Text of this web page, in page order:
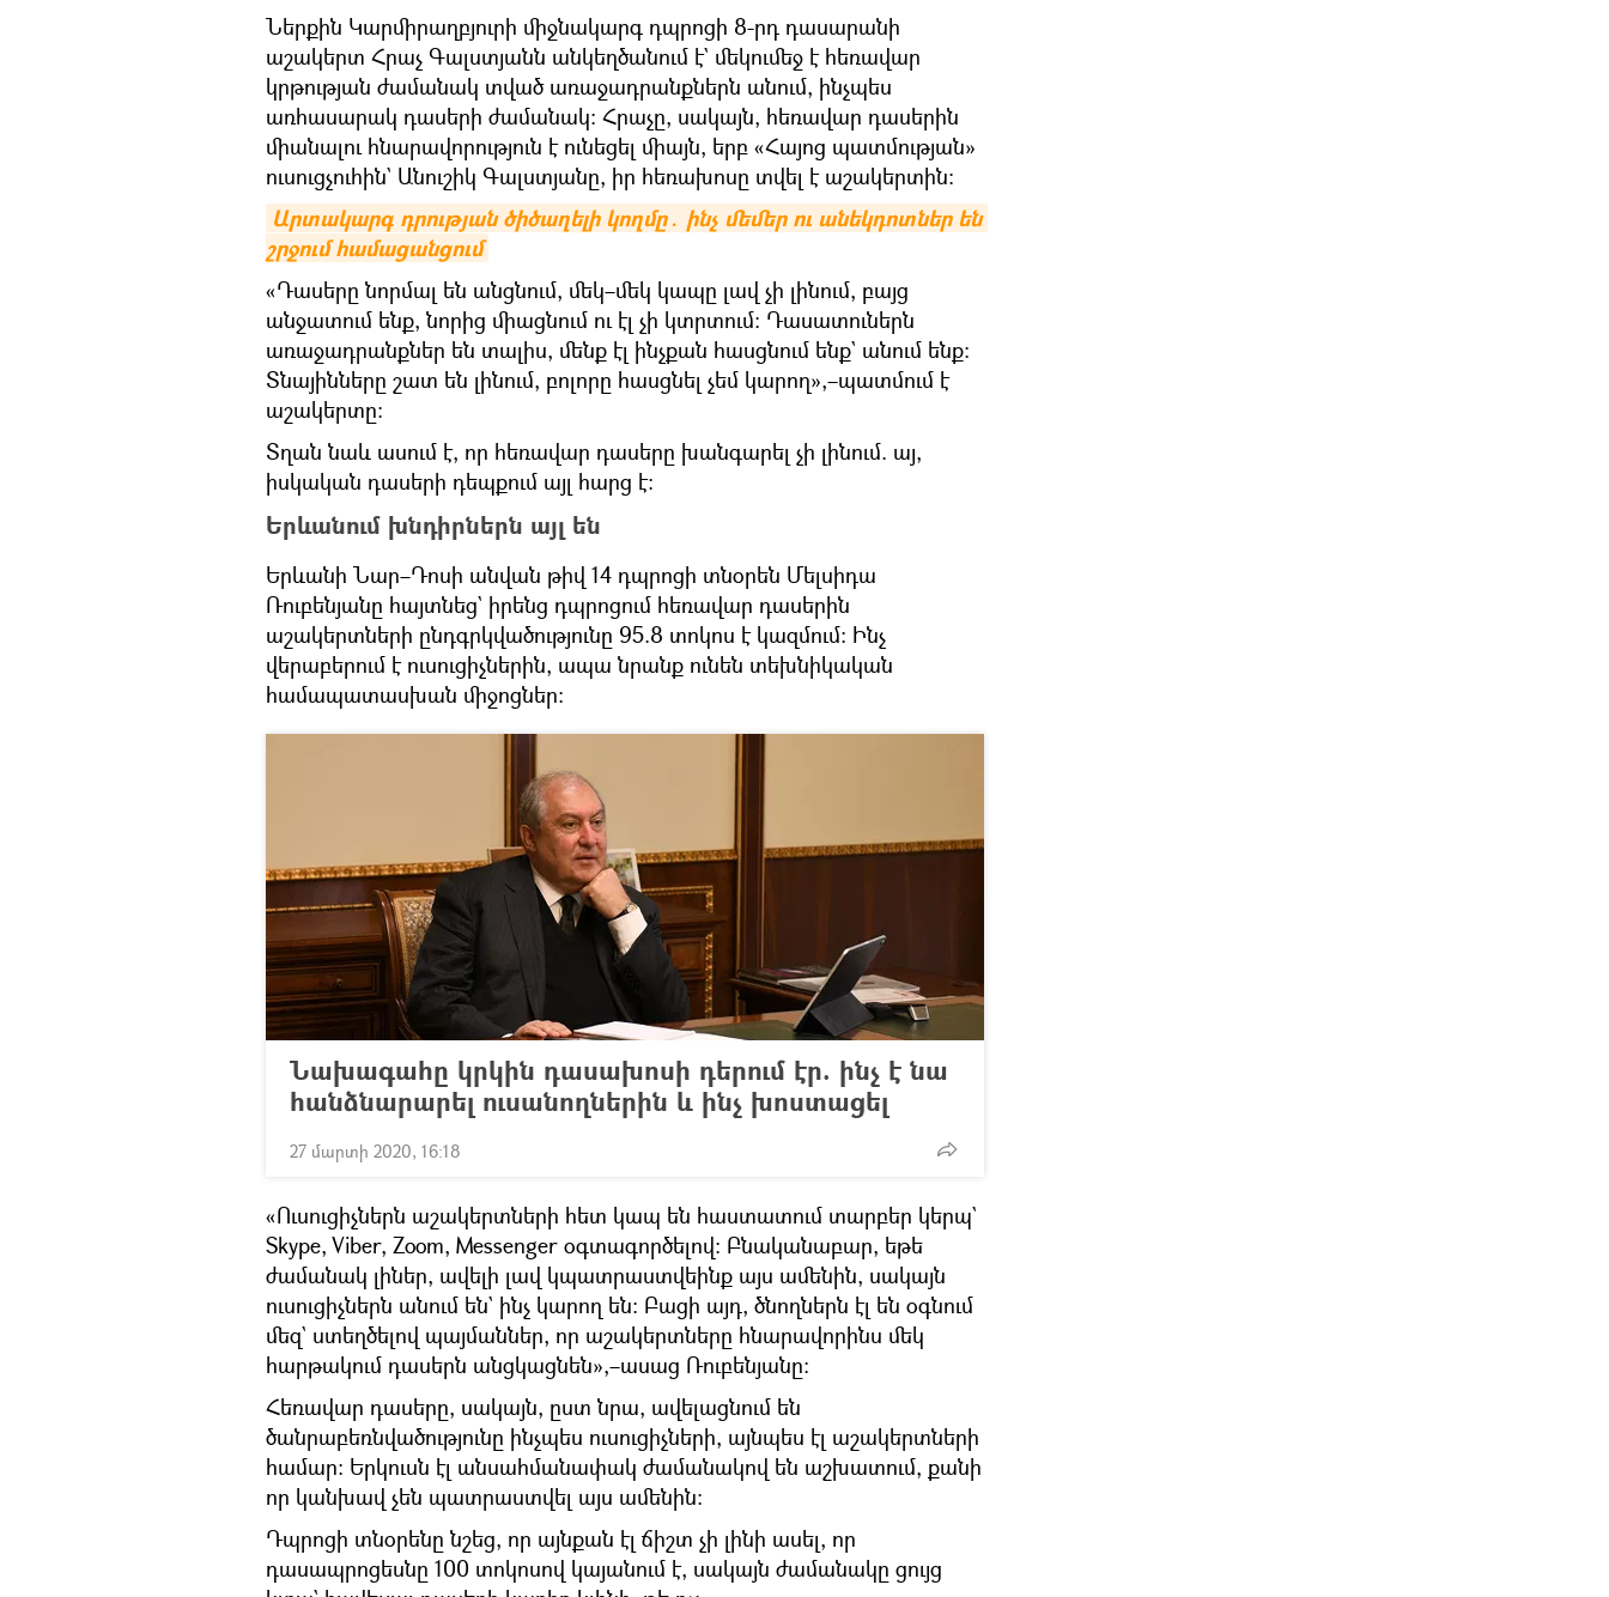
Ներքին Կարմիրաղբյուրի միջնակարգ դպրոցի 8-րդ դասարանի
աշակերտ Հրաչ Գալստյանն անկեղծանում է` մեկումեջ է հեռավար
կրթության ժամանակ տված առաջադրանքներն անում, ինչպես
առհասարակ դասերի ժամանակ։ Հրաչը, սակայն, հեռավար դասերին
միանալու հնարավորություն է ունեցել միայն, երբ «Հայոց պատմության»
ուսուցչուհին` Անուշիկ Գալստյանը, իր հեռախոսը տվել է աշակերտին։
Արտակարգ դրության ծիծաղելի կողմը․ ինչ մեմեր ու անեկդոտներ են
շրջում համացանցում
«Դասերը նորմալ են անցնում, մեկ–մեկ կապը լավ չի լինում, բայց
անջատում ենք, նորից միացնում ու էլ չի կտրտում։ Դասատուներն
առաջադրանքներ են տալիս, մենք էլ ինչքան հասցնում ենք` անում ենք։
Տնայինները շատ են լինում, բոլորը հասցնել չեմ կարող»,–պատմում է
աշակերտը։
Տղան նաև ասում է, որ հեռավար դասերը խանգարել չի լինում. այ,
իսկական դասերի դեպքում այլ հարց է։
Երևանում խնդիրներն այլ են
Երևանի Նար–Դոսի անվան թիվ 14 դպրոցի տնօրեն Մելսիդա
Ռուբենյանը հայտնեց` իրենց դպրոցում հեռավար դասերին
աշակերտների ընդգրկվածությունը 95.8 տոկոս է կազմում։ Ինչ
վերաբերում է ուսուցիչներին, ապա նրանք ունեն տեխնիկական
համապատասխան միջոցներ։
Նախագահը կրկին դասախոսի դերում էր. ինչ է նա
հանձնարարել ուսանողներին և ինչ խոստացել
27 մարտի 2020, 16:18
«Ուսուցիչներն աշակերտների հետ կապ են հաստատում տարբեր կերպ`
Skype, Viber, Zoom, Messenger օգտագործելով։ Բնականաբար, եթե
ժամանակ լիներ, ավելի լավ կպատրաստվեինք այս ամենին, սակայն
ուսուցիչներն անում են` ինչ կարող են։ Բացի այդ, ծնողներն էլ են օգնում
մեզ` ստեղծելով պայմաններ, որ աշակերտները հնարավորինս մեկ
հարթակում դասերն անցկացնեն»,–ասաց Ռուբենյանը։
Հեռավար դասերը, սակայն, ըստ նրա, ավելացնում են
ծանրաբեռնվածությունը ինչպես ուսուցիչների, այնպես էլ աշակերտների
համար։ Երկուսն էլ անսահմանափակ ժամանակով են աշխատում, քանի
որ կանխավ չեն պատրաստվել այս ամենին։
Դպրոցի տնօրենը նշեց, որ այնքան էլ ճիշտ չի լինի ասել, որ
դասապրոցեսնը 100 տոկոսով կայանում է, սակայն ժամանակը ցույց